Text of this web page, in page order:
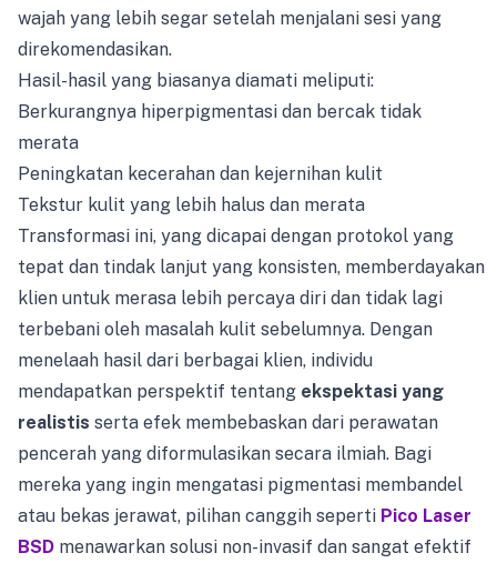
wajah yang lebih segar setelah menjalani sesi yang
direkomendasikan.
Hasil-hasil yang biasanya diamati meliputi:
Berkurangnya hiperpigmentasi dan bercak tidak
merata
Peningkatan kecerahan dan kejernihan kulit
Tekstur kulit yang lebih halus dan merata
Transformasi ini, yang dicapai dengan protokol yang
tepat dan tindak lanjut yang konsisten, memberdayakan
klien untuk merasa lebih percaya diri dan tidak lagi
terbebani oleh masalah kulit sebelumnya. Dengan
menelaah hasil dari berbagai klien, individu
mendapatkan perspektif tentang ekspektasi yang
realistis serta efek membebaskan dari perawatan
pencerah yang diformulasikan secara ilmiah. Bagi
mereka yang ingin mengatasi pigmentasi membandel
atau bekas jerawat, pilihan canggih seperti Pico Laser
BSD menawarkan solusi non-invasif dan sangat efektif